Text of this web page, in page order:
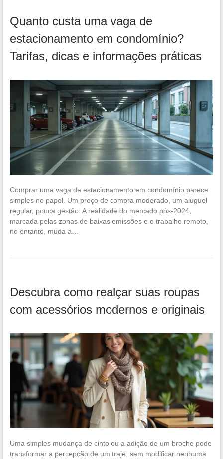
Quanto custa uma vaga de
estacionamento em condomínio?
Tarifas, dicas e informações práticas
Comprar uma vaga de estacionamento em condomínio parece
simples no papel. Um preço de compra moderado, um aluguel
regular, pouca gestão. A realidade do mercado pós-2024,
marcada pelas zonas de baixas emissões e o trabalho remoto,
no entanto, muda a…
Descubra como realçar suas roupas
com acessórios modernos e originais
Uma simples mudança de cinto ou a adição de um broche pode
transformar a percepção de um traje, sem modificar nenhuma